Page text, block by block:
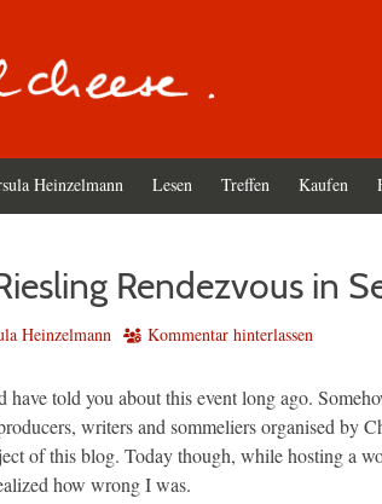
Heinzelmann Lesen Treffen Kaufen
Rendezvous in
Heinzelmann Kommentar hinterlassen
told you about this event long ago.
writers and sommeliers organised by
of this blog. Today though, while hosting a
how wrong I was.